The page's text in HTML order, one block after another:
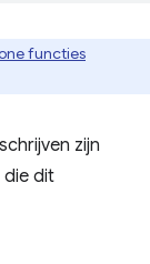
functies
zijn
die dit